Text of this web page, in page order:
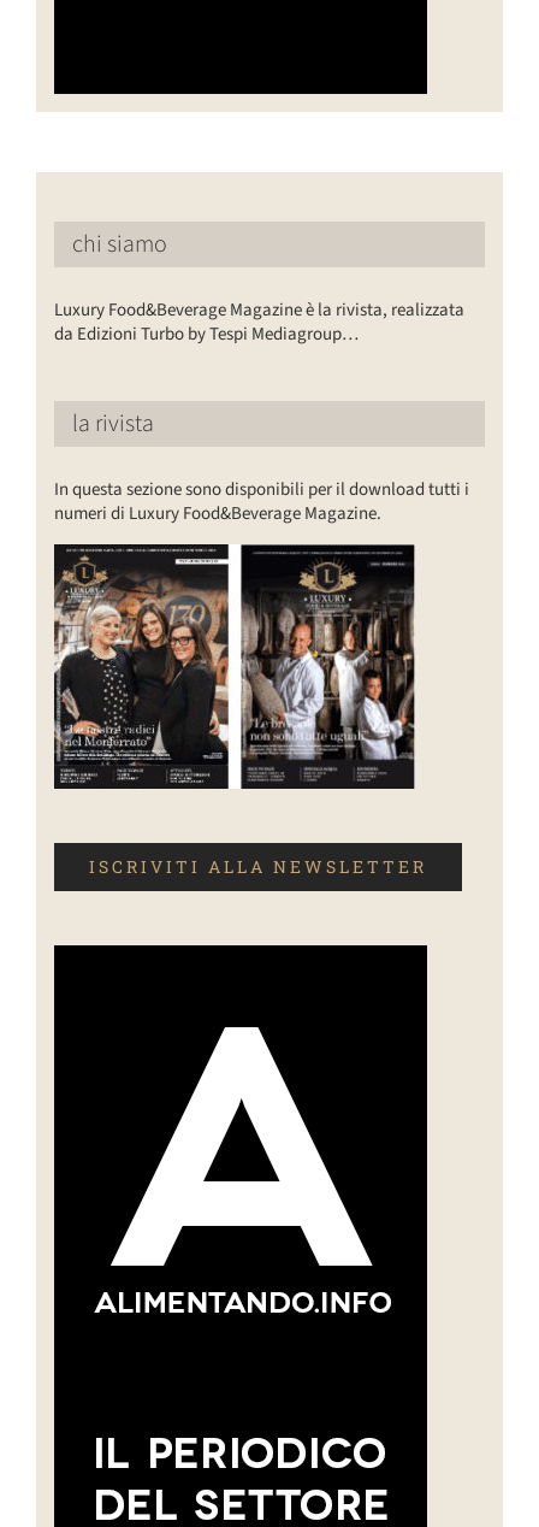
chi siamo
Luxury Food&Beverage Magazine è la rivista, realizzata
da Edizioni Turbo by Tespi Mediagroup…
la rivista
In questa sezione sono disponibili per il download tutti i
numeri di Luxury Food&Beverage Magazine.
ISCRIVITI ALLA NEWSLETTER